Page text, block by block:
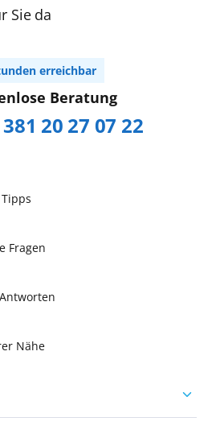
Sie da
erreichbar
Beratung
20 27 07 22
Fragen
Nähe